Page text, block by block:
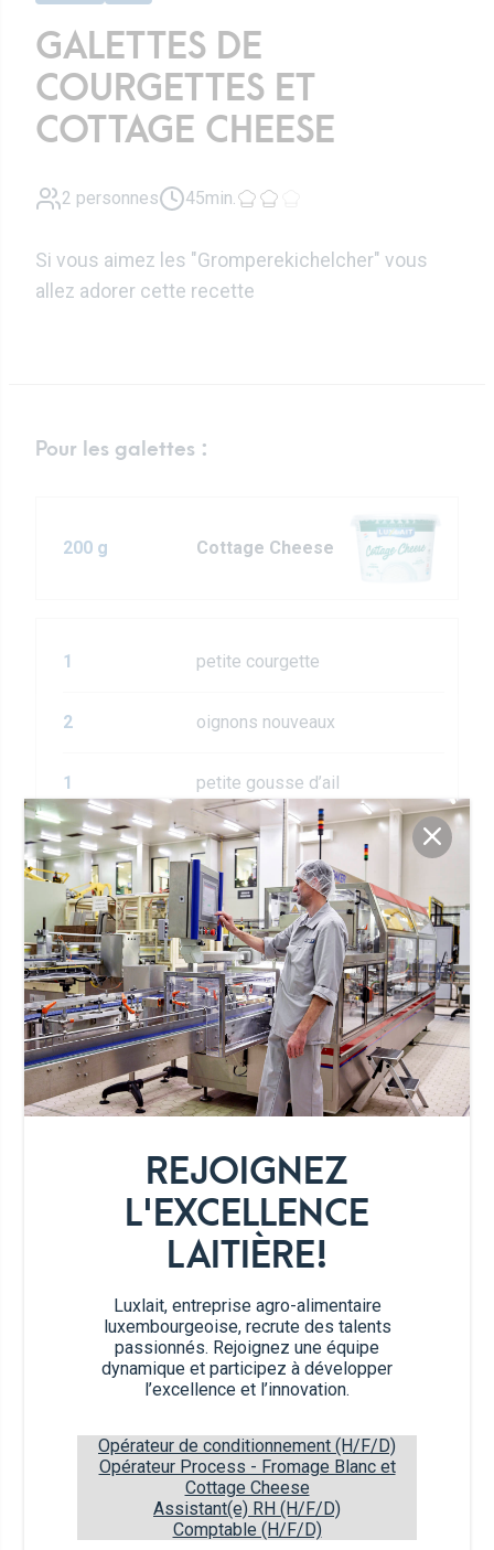
REJOIGNEZ
L'EXCELLENCE
LAITIÈRE!
Luxlait, entreprise agro-alimentaire
luxembourgeoise, recrute des talents
passionnés. Rejoignez une équipe
dynamique et participez à développer
l’excellence et l’innovation.
Opérateur de conditionnement (H/F/D)
Opérateur Process - Fromage Blanc et
Cottage Cheese
Assistant(e) RH (H/F/D)
Comptable (H/F/D)
GALETTES DE
COURGETTES ET
COTTAGE CHEESE
2 personnes 45min.
Si vous aimez les "Gromperekichelcher" vous
allez adorer cette recette
Pour les galettes :
200 g Cottage Cheese
1 petite courgette
2 oignons nouveaux
1 petite gousse d’ail
10 g
de ciboulette ou d’autres
herves
120 g de farine
1 oeuf
1 c.à.c. de sel
1 pincée de poivre
huile d'olive
Étapes de préparation
Râpez la courgette, mettez-la dans une
passoire et saupoudrez d'une bonne
pincée de sel. Massez le sel dans la
pour libérer le liquide.
Pendant ce temps, hachez les oignons
nouveaux, pelez et écrasez la gousse d’ail
et ciselez la ciboulette